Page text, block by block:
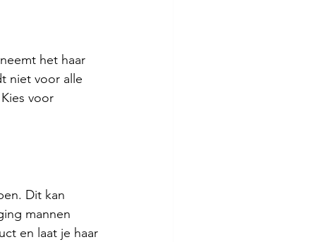
het haar
niet voor alle
voor
Dit kan
mannen
en laat je haar